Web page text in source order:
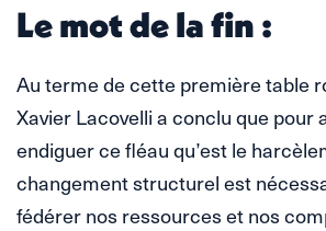
Le mot de la fin :
Au terme de cette première table
Xavier Lacovelli a conclu que pour
endiguer ce fléau qu’est le
changement structurel est
fédérer nos ressources et nos